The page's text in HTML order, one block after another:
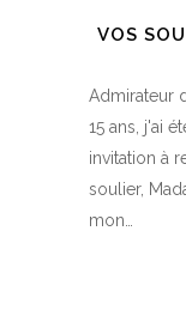
VOS
Admirateur
15 ans, j'ai
invitation à
soulier,
mon…